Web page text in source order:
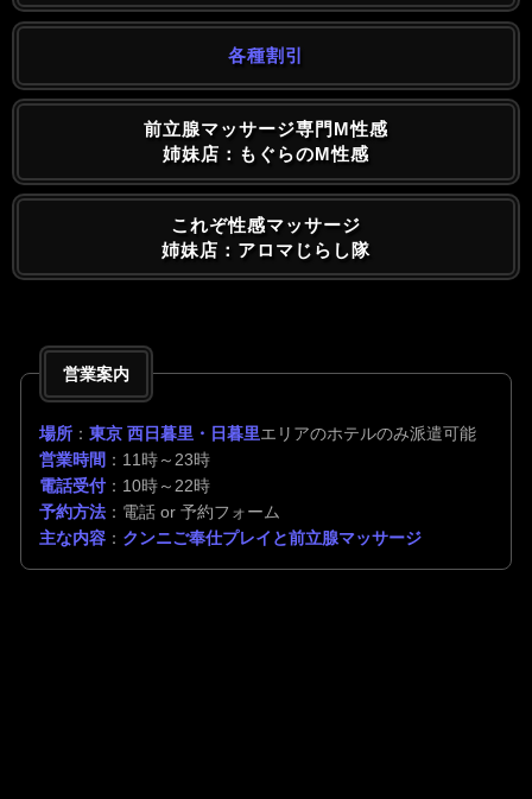
各種割引
前立腺マッサージ専門M性感
姉妹店：もぐらのM性感
これぞ性感マッサージ
姉妹店：アロマじらし隊
営業案内
場所 ： 東京 西日暮里・日暮里エリアのホテルのみ派遣可能
営業時間 ：11時～23時
電話受付：10時～22時
予約方法 ：電話 or 予約フォーム
主な内容 ： クンニご奉仕プレイと前立腺マッサージ